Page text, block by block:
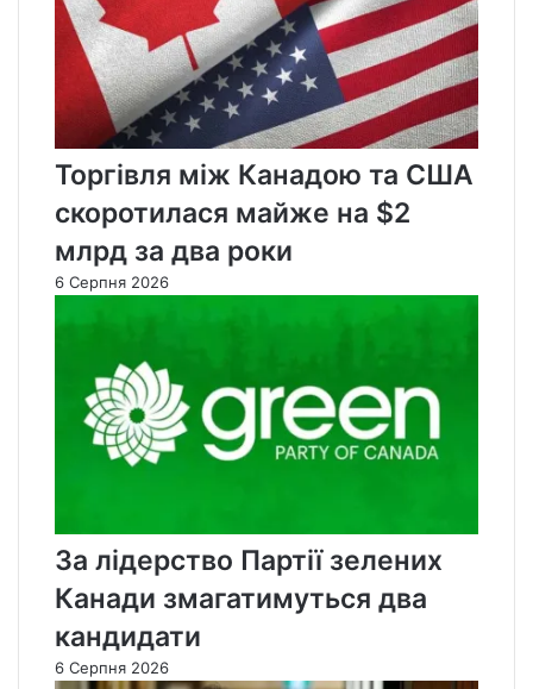
Торгівля між Канадою та США
скоротилася майже на $2
млрд за два роки
6 Серпня 2026
За лідерство Партії зелених
Канади змагатимуться два
кандидати
6 Серпня 2026